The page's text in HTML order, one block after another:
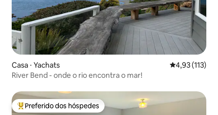
Casa ⋅ Yachats 4,93 de uma
4,93 (113)
River Bend - onde o rio encontra o mar!
Entre os melhores preferidos dos hóspedes
Preferido dos hóspedes